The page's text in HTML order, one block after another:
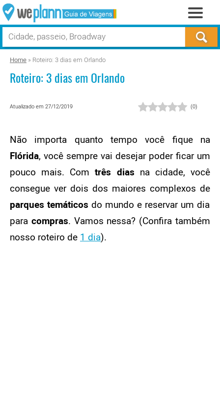
Home » Roteiro: 3 dias em Orlando
Roteiro: 3 dias em Orlando
Atualizado em 27/12/2019 (0)
Não importa quanto tempo você fique na
Flórida, você sempre vai desejar poder ficar um
pouco mais. Comtrês dias na cidade, você
consegue ver dois dos maiores complexos de
parques temáticos do mundo e reservar um dia
para compras. Vamos nessa? (Confira também
nosso roteiro de 1 dia).